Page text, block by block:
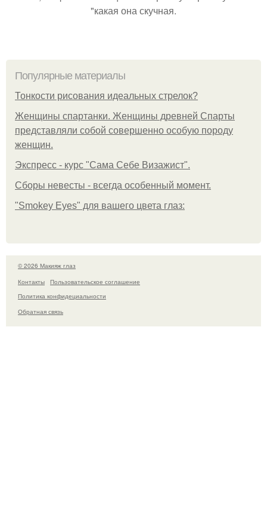
"какая она скучная.
Популярные материалы
Тонкости рисования идеальных стрелок?
Женщины спартанки. Женщины древней Спарты
представляли собой совершенно особую породу
женщин.
Экспресс - курс "Сама Себе Визажист".
Сборы невесты - всегда особенный момент.
"Smokey Eyes" для вашего цвета глаз:
© 2026 Макияж глаз
Контакты
Пользовательское соглашение
Политика конфидециальности
Обратная связь